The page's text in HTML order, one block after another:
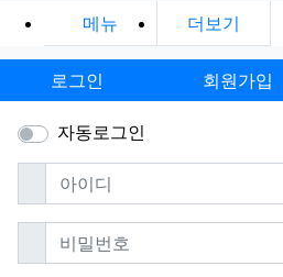
메뉴 더보기
로그인 회원가입
자동로그인
아이디필수
비밀번호필수